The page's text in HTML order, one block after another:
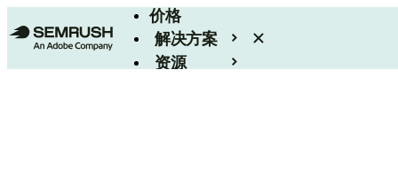
价格
解决方案
资源